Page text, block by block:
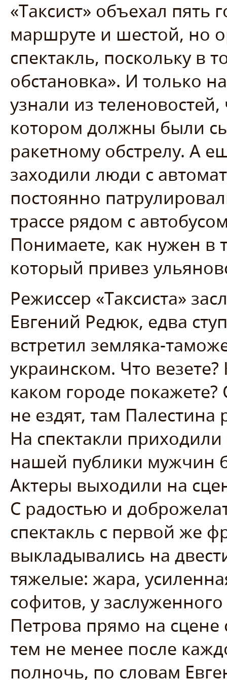
«Таксист» объехал пять
маршруте и шестой, но
спектакль, поскольку в
обстановка». И только
узнали из
котором должны были
ракетному обстрелу. А
заходили люди с
постоянно
трассе рядом с
Понимаете, как нужен в
который привез
Режиссер «Таксиста»
Евгений Редюк, едва
встретил земляка-
украинском. Что
каком городе
не ездят, там
На спектакли
нашей публики
Актеры выходили на
С радостью и
спектакль с первой же
выкладывались на
тяжелые: жара,
софитов, у
Петрова прямо на сцене
тем не менее после
полночь, по словам